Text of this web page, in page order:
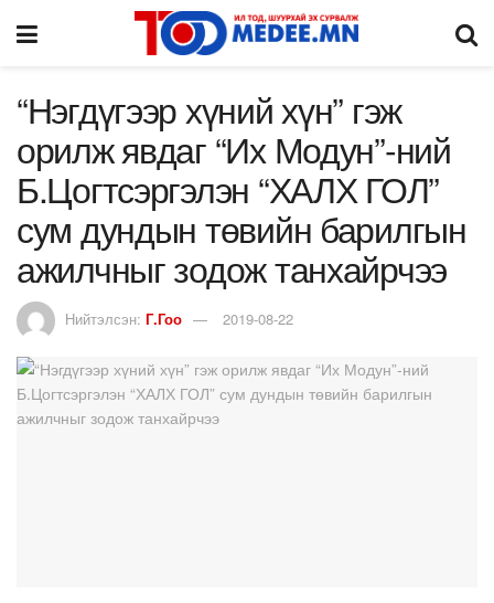
“Нэгдүгээр хүний хүн” гэж
орилж явдаг “Их Модун”-ний
Б.Цогтсэргэлэн “ХАЛХ ГОЛ”
сум дундын төвийн барилгын
ажилчныг зодож танхайрчээ
Нийтэлсэн: Г.Гоо 2019-08-22